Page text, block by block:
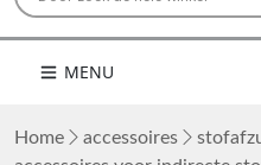
MENU
Home accessoires